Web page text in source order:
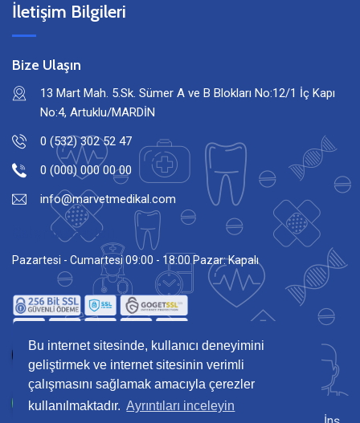
Bu internet sitesinde, kullanıcı deneyimini
geliştirmek ve internet sitesinin verimli
çalışmasını sağlamak amacıyla çerezler
kullanılmaktadır. Ayrıntıları inceleyin
İletişim Bilgileri
Bize Ulaşın
13 Mart Mah. 5.Sk. Sümer A ve B Blokları No:12/1 İç Kapı
No:4, Artuklu/MARDİN
0 (532) 302 52 47
0 (000) 000 00 00
info@marvetmedikal.com
Çalışma Saatleri
Pazartesi - Cumartesi 09:00 - 18:00 Pazar: Kapalı